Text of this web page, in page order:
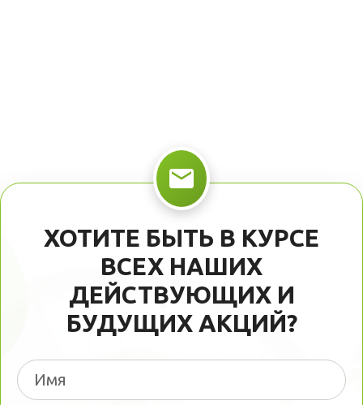
ХОТИТЕ БЫТЬ В КУРСЕ
ВСЕХ НАШИХ
ДЕЙСТВУЮЩИХ И
БУДУЩИХ АКЦИЙ?